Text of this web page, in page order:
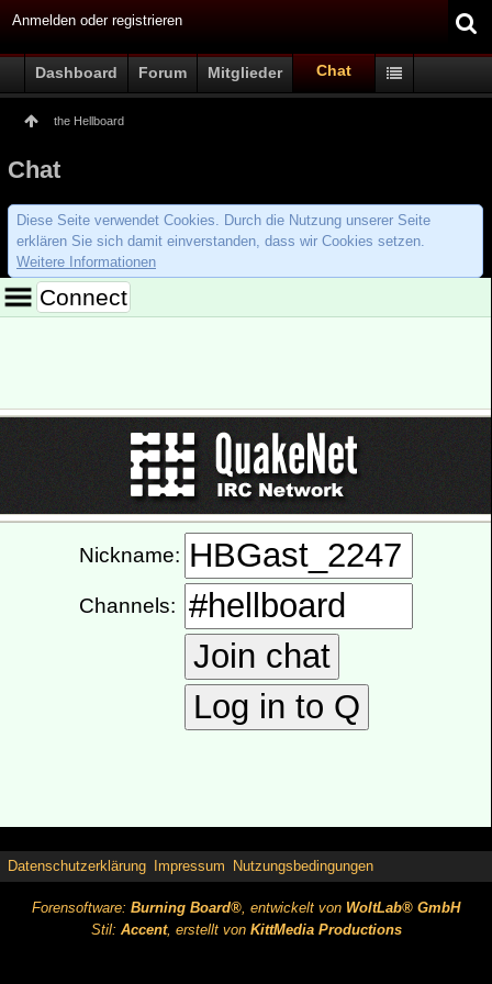
Anmelden oder registrieren
Dashboard Forum Mitglieder Chat
the Hellboard
Chat
Diese Seite verwendet Cookies. Durch die Nutzung unserer Seite
erklären Sie sich damit einverstanden, dass wir Cookies setzen.
Weitere Informationen
Datenschutzerklärung Impressum Nutzungsbedingungen
Forensoftware: Burning Board®, entwickelt von WoltLab® GmbH
Stil: Accent, erstellt von KittMedia Productions